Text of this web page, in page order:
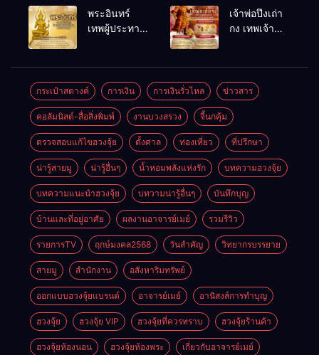
เคล็ดลับปรับ
ดวง ปรับร้าน
ให้ลูกค้าแน่น
พลังชีวิต
พระอินทร์
เทพผู้ประทาน
เจ้าพ่อปึงเถ่า
กง เทพเจ้า
กระเป๋าสตางค์ การเงิน การเงินรั่วไหล ข่าวสาร
คอลัมนิสต์-สื่อสิ่งพิมพ์ งานบวงสรวง จี้นกคุ้ม
ตรวจสอบแก้ไขฮวงจุ้ย ตั้งศาล ท่องเที่ยว ที่ปรึกษา
น่ารู้สายมู น่ารู้อื่นๆ น้ำหอมพลังแห่งรัก บทความฮวงจุ้ย
บทความแนะนำฮวงจุ้ย บทวามน่ารู้อื่นๆ บันทึกบุญ
บ้านและที่อยู่อาศัย ผลงานอาจารย์เมย์ รวมรีวิว
รายการTV ฤกษ์มงคล2568 วันสำคัญ วิทยากรบรรยาย
สายมู สำนักงาน อสังหาริมทรัพย์
ออกแบบฮวงจุ้ยแบรนด์ อาจารย์เมย์ อานิสงส์การทำบุญ
ฮวงจุ้ย ฮวงจุ้ย VIP ฮวงจุ้ยที่ควรทราบ ฮวงจุ้ยร้านค้า
ฮวงจุ้ยห้องนอน ฮวงจุ้ยห้องพระ เกี่ยวกับอาจารย์เมย์